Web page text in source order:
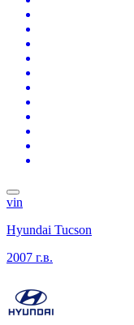
vin
Hyundai Tucson
2007 г.в.